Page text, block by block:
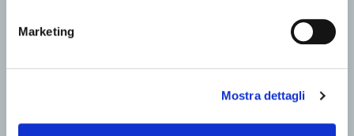
Marketing
Mostra dettagli